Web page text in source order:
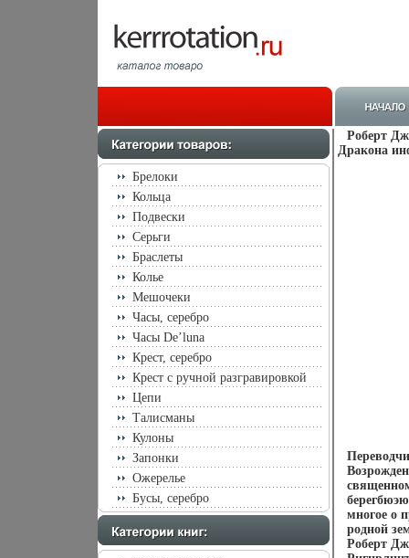
Брелоки
Кольца
Подвески
Серьги
Браслеты
Колье
Мешочеки
Часы, серебро
Часы De’luna
Крест, серебро
Крест с ручной разгравировкой
Цепи
Талисманы
Кулоны
Запонки
Ожерелье
Бусы, серебро
Роберт
Дракона
многое о
родной
Роберт